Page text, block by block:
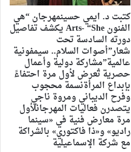
كتبت د. ايمي حسينمهرجان “هي
الفنون Arts- “She يكشف تفاصيل
دورته السادسة تحت
شعار”أصوات السلام.. سيمفونية
عالمية”مشاركة دولية وأعمال
حصرية تُعرض لأول مرة احتفاءً
بإبداع المرأةنسمة محجوب
وفرح الديباني ومروة ناجي
يتصدرن فعاليات المهرجانلأول
مرة معارض فنية في «سينما
راديو» و«ذا فاكتوري» بالشراكة
مع شركة الإسماعيلية